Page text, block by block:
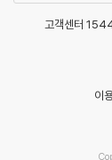
고객센터
이